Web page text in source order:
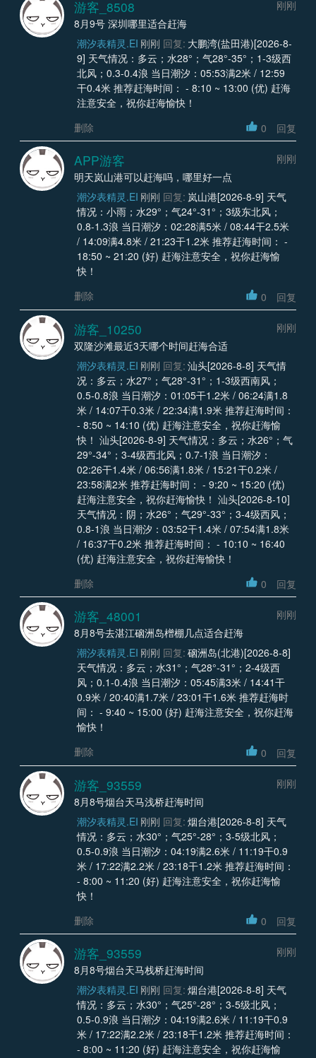
游客_8508
刚刚
8月9号 深圳哪里适合赶海
潮汐表精灵.EI 刚刚 回复: 大鹏湾(盐田港)[2026-8-
9] 天气情况：多云；水28°；气28°-35°；1-3级西
北风；0.3-0.4浪 当日潮汐：05:53满2米 / 12:59
干0.4米 推荐赶海时间： - 8:10 ~ 13:00 (优) 赶海
注意安全，祝你赶海愉快！
删除
0 回复
APP游客
刚刚
明天岚山港可以赶海吗，哪里好一点
潮汐表精灵.EI 刚刚 回复: 岚山港[2026-8-9] 天气
情况：小雨；水29°；气24°-31°；3级东北风；
0.8-1.3浪 当日潮汐：02:28满5米 / 08:44干2.5米
/ 14:09满4.8米 / 21:23干1.2米 推荐赶海时间： -
18:50 ~ 21:20 (好) 赶海注意安全，祝你赶海愉
快！
删除
0 回复
游客_10250
刚刚
双隆沙滩最近3天哪个时间赶海合适
潮汐表精灵.EI 刚刚 回复: 汕头[2026-8-8] 天气情
况：多云；水27°；气28°-31°；1-3级西南风；
0.5-0.8浪 当日潮汐：01:05干1.2米 / 06:24满1.8
米 / 14:07干0.3米 / 22:34满1.9米 推荐赶海时间：
- 8:50 ~ 14:10 (优) 赶海注意安全，祝你赶海愉
快！ 汕头[2026-8-9] 天气情况：多云；水26°；气
29°-34°；3-4级西北风；0.7-1浪 当日潮汐：
02:26干1.4米 / 06:56满1.8米 / 15:21干0.2米 /
23:58满2米 推荐赶海时间： - 9:20 ~ 15:20 (优)
赶海注意安全，祝你赶海愉快！ 汕头[2026-8-10]
天气情况：阴；水26°；气29°-33°；3-4级西风；
0.8-1浪 当日潮汐：03:52干1.4米 / 07:54满1.8米
/ 16:37干0.2米 推荐赶海时间： - 10:10 ~ 16:40
(优) 赶海注意安全，祝你赶海愉快！
删除
0 回复
游客_48001
刚刚
8月8号去湛江硇洲岛橧棚几点适合赶海
潮汐表精灵.EI 刚刚 回复: 硇洲岛(北港)[2026-8-8]
天气情况：多云；水31°；气28°-31°；2-4级西
风；0.1-0.4浪 当日潮汐：05:45满3米 / 14:41干
0.9米 / 20:40满1.7米 / 23:01干1.6米 推荐赶海时
间： - 9:40 ~ 15:00 (好) 赶海注意安全，祝你赶海
愉快！
删除
0 回复
游客_93559
刚刚
8月8号烟台天马浅桥赶海时间
潮汐表精灵.EI 刚刚 回复: 烟台港[2026-8-8] 天气
情况：多云；水30°；气25°-28°；3-5级北风；
0.5-0.9浪 当日潮汐：04:19满2.6米 / 11:19干0.9
米 / 17:22满2.2米 / 23:18干1.2米 推荐赶海时间：
- 8:00 ~ 11:20 (好) 赶海注意安全，祝你赶海愉
快！
删除
0 回复
游客_93559
刚刚
8月8号烟台天马栈桥赶海时间
潮汐表精灵.EI 刚刚 回复: 烟台港[2026-8-8] 天气
情况：多云；水30°；气25°-28°；3-5级北风；
0.5-0.9浪 当日潮汐：04:19满2.6米 / 11:19干0.9
米 / 17:22满2.2米 / 23:18干1.2米 推荐赶海时间：
- 8:00 ~ 11:20 (好) 赶海注意安全，祝你赶海愉